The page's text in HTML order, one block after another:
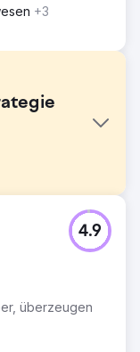
+3
Marken. Das
mit
BGC wünschte
Tracking und
organische
überzeugen
4.9